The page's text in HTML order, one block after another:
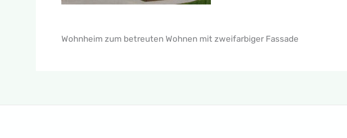
Wohnheim zum betreuten Wohnen mit zweifarbiger Fassade